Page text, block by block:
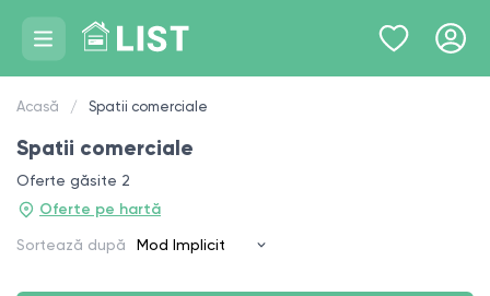
Acasă Spatii comerciale
Spatii comerciale
Oferte găsite 2
Oferte pe hartă
Sortează după